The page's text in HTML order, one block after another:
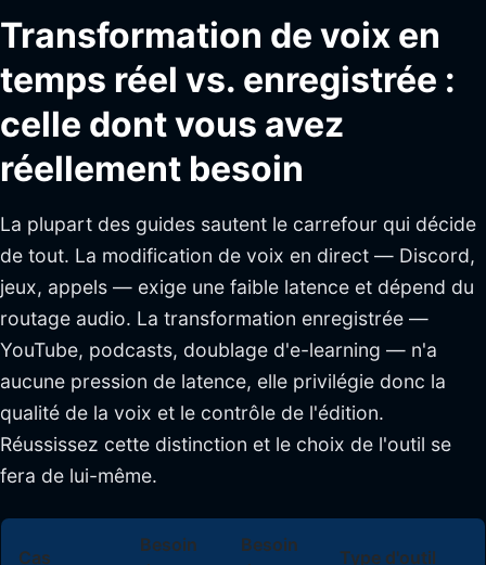
Transformation de voix en
temps réel vs. enregistrée :
celle dont vous avez
réellement besoin
La plupart des guides sautent le carrefour qui décide
de tout. La modification de voix en direct — Discord,
jeux, appels — exige une faible latence et dépend du
routage audio. La transformation enregistrée —
YouTube, podcasts, doublage d'e-learning — n'a
aucune pression de latence, elle privilégie donc la
qualité de la voix et le contrôle de l'édition.
Réussissez cette distinction et le choix de l'outil se
fera de lui-même.
Cas
Besoin
Besoin
Type d'outil